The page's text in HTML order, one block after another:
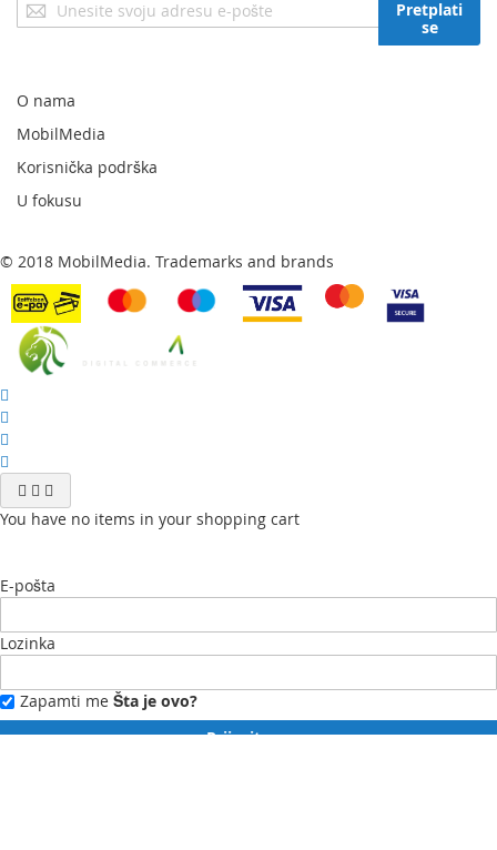
se
newsletter:
Pretplati
se
O nama
MobilMedia
Korisnička podrška
U fokusu
© 2018 MobilMedia. Trademarks and brands
You have no items in your shopping cart
E-pošta
Lozinka
Zapamti me Šta je ovo?
Prijavite se